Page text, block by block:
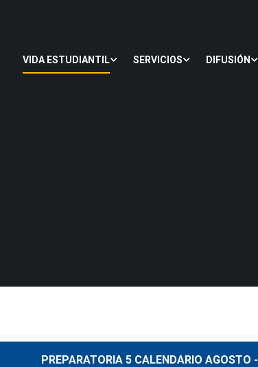
VIDA ESTUDIANTIL SERVICIOS DIFUSIÓN
PREPARATORIA 5 CALENDARIO AGOSTO -